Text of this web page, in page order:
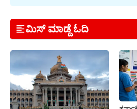
ಮಿಸ್ ಮಾಡ್ದೆ ಓದಿ